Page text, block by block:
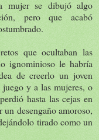
mujer se dibujó algo
pero que acabó
que ocultaban las
ignominioso le habría
de creerlo un joven
y a las mujeres, o
hasta las cejas en
desengaño amoroso,
tirado como un